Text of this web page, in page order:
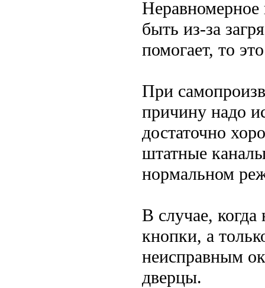
Неравномерное
быть из-за
помогает, то
При
причину надо
достаточно
штатные
нормальном
В случае,
кнопки, а
неисправным
дверцы.